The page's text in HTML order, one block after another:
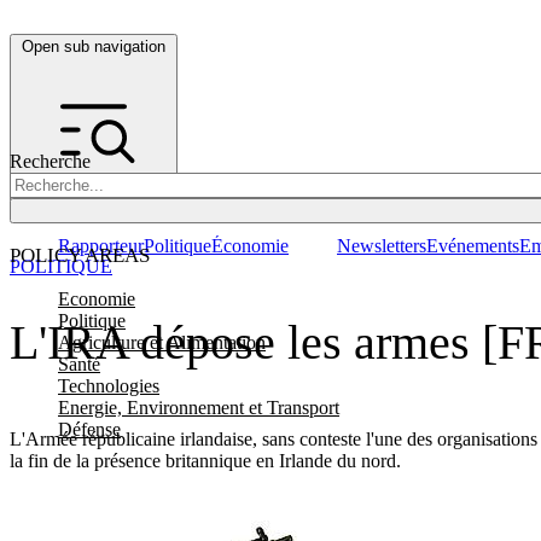
Open sub navigation
Recherche
POLICY AREAS
Economie
Politique
Agriculture et Alimentation
Santé
Technologies
Energie, Environnement et Transport
Défense
RapporteurPolitiqueÉconomie NewslettersEvénements
L'IRA dépose les armes
L'Armée républicaine irlandaise, sans conteste l'une des
la fin de la présence britannique en Irlande du nord.
POLITIQUE